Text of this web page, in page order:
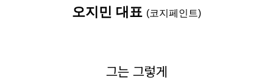
오지민 대표 (코지페인트)
그는 그렇게